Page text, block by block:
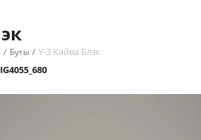
/ Буты / Y-3 Кайва Блэк
IG4055_680